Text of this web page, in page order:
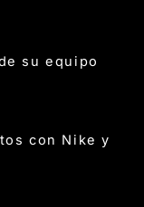
su equipo
con Nike y